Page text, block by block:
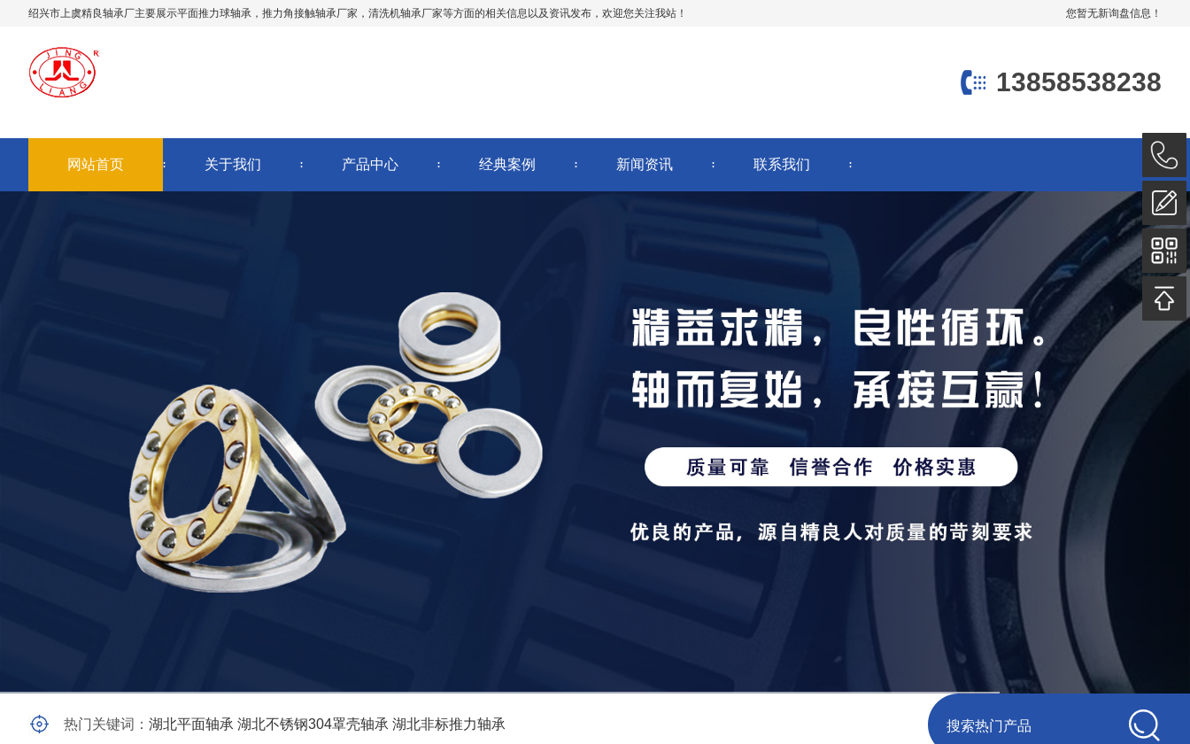
绍兴市上虞精良轴承厂主要展示平面推力球轴承 ，推力角接触轴承厂家，清洗机轴承厂家等方面的相关信息以及资讯发布，欢迎您关注我站！ 您暂无新询盘信息！
13858538238
网站首页 关于我们 产品中心 经典案例 新闻资讯 联系我们
热门关键词： 湖北平面轴承 湖北不锈钢304罩壳轴承 湖北非标推力轴承